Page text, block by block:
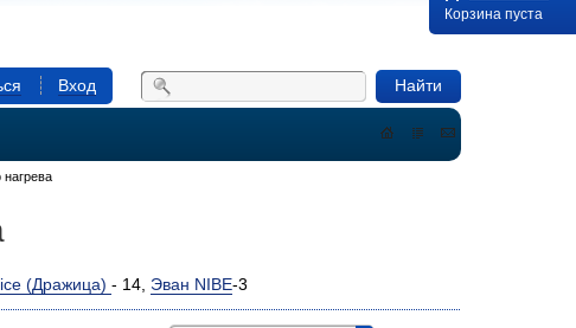
Вход Найти
контакты
Корзина пуста
нагрева
(Дражица)- 14, Эван NIBE-3